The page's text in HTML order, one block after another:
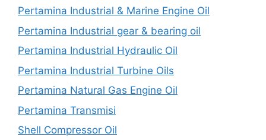
Pertamina Industrial & Marine Engine Oil
Pertamina Industrial gear & bearing oil
Pertamina Industrial Hydraulic Oil
Pertamina Industrial Turbine Oils
Pertamina Natural Gas Engine Oil
Pertamina Transmisi
Shell Compressor Oil